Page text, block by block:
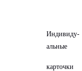
Индивиду-
альные
карточки